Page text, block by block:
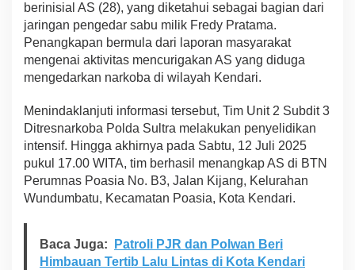
berinisial AS (28), yang diketahui sebagai bagian dari
jaringan pengedar sabu milik Fredy Pratama.
Penangkapan bermula dari laporan masyarakat
mengenai aktivitas mencurigakan AS yang diduga
mengedarkan narkoba di wilayah Kendari.
Menindaklanjuti informasi tersebut, Tim Unit 2 Subdit 3
Ditresnarkoba Polda Sultra melakukan penyelidikan
intensif. Hingga akhirnya pada Sabtu, 12 Juli 2025
pukul 17.00 WITA, tim berhasil menangkap AS di BTN
Perumnas Poasia No. B3, Jalan Kijang, Kelurahan
Wundumbatu, Kecamatan Poasia, Kota Kendari.
Baca Juga:
Patroli PJR dan Polwan Beri
Himbauan Tertib Lalu Lintas di Kota Kendari